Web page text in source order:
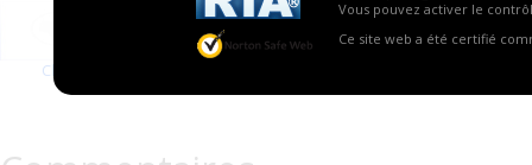
Vous pouvez activer le
Ce site web a été certifié
Cline